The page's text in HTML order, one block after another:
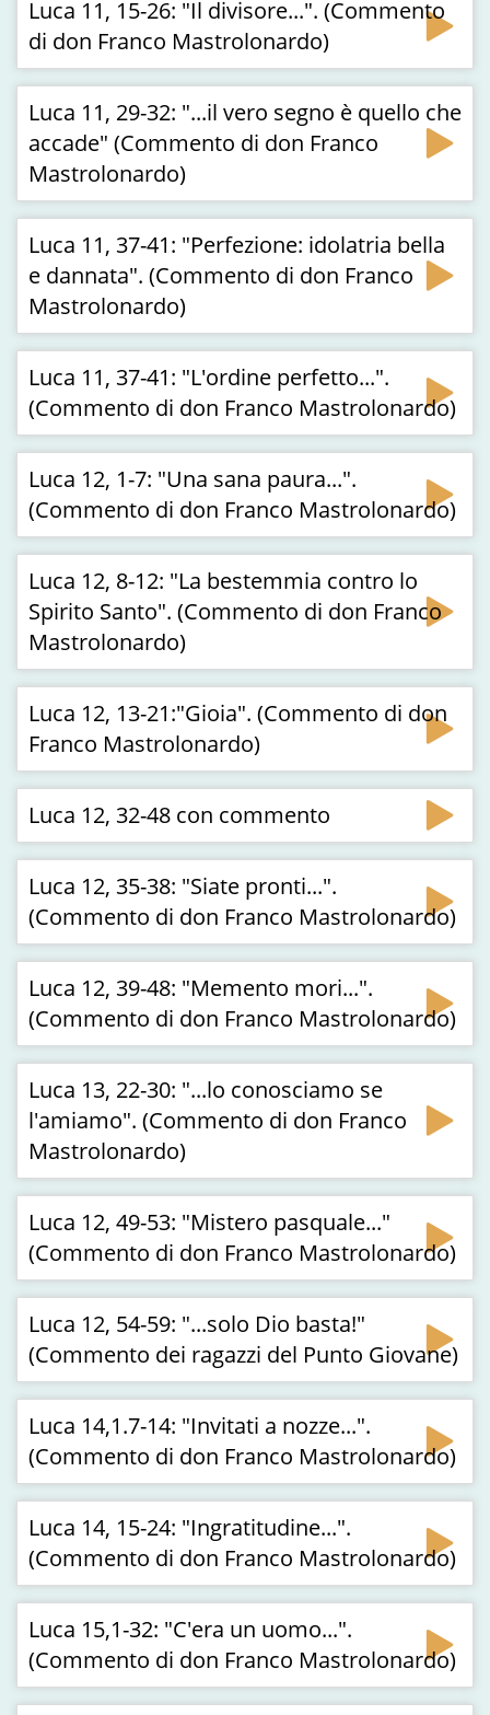
Luca 11, 15-26: "Il divisore...". (Commento
di don Franco Mastrolonardo)
Luca 11, 29-32: "...il vero segno è quello che
accade" (Commento di don Franco
Mastrolonardo)
Luca 11, 37-41: "Perfezione: idolatria bella
e dannata". (Commento di don Franco
Mastrolonardo)
Luca 11, 37-41: "L'ordine perfetto...".
(Commento di don Franco Mastrolonardo)
Luca 12, 1-7: "Una sana paura...".
(Commento di don Franco Mastrolonardo)
Luca 12, 8-12: "La bestemmia contro lo
Spirito Santo". (Commento di don Franco
Mastrolonardo)
Luca 12, 13-21:"Gioia". (Commento di don
Franco Mastrolonardo)
Luca 12, 32-48 con commento
Luca 12, 35-38: "Siate pronti...".
(Commento di don Franco Mastrolonardo)
Luca 12, 39-48: "Memento mori...".
(Commento di don Franco Mastrolonardo)
Luca 13, 22-30: "...lo conosciamo se
l'amiamo". (Commento di don Franco
Mastrolonardo)
Luca 12, 49-53: "Mistero pasquale..."
(Commento di don Franco Mastrolonardo)
Luca 12, 54-59: "...solo Dio basta!"
(Commento dei ragazzi del Punto Giovane)
Luca 14,1.7-14: "Invitati a nozze...".
(Commento di don Franco Mastrolonardo)
Luca 14, 15-24: "Ingratitudine...".
(Commento di don Franco Mastrolonardo)
Luca 15,1-32: "C'era un uomo...".
(Commento di don Franco Mastrolonardo)